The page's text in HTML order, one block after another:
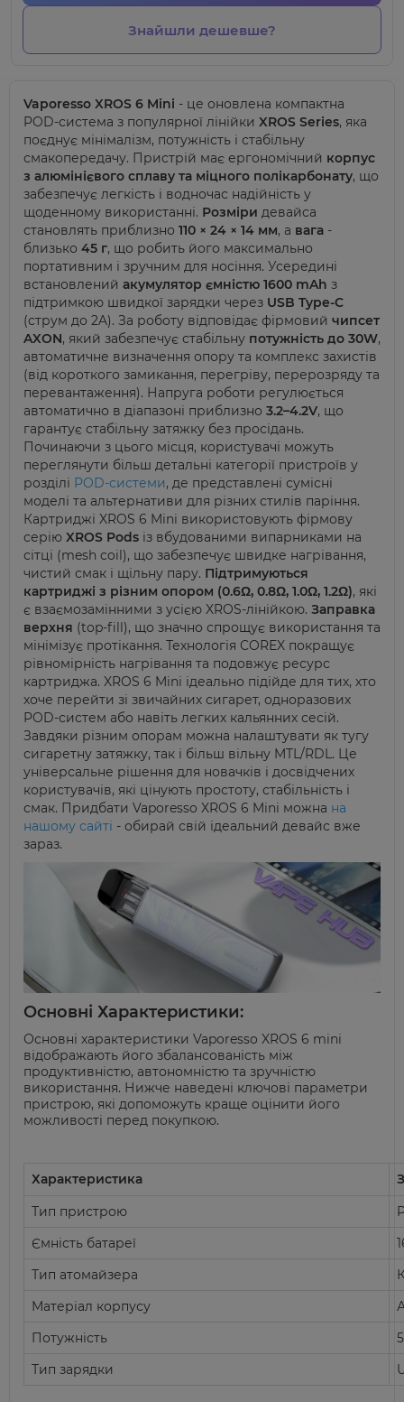
Знайшли дешевше?
Vaporesso XROS 6 Mini - це оновлена компактна
POD-система з популярної лінійки XROS Series, яка
поєднує мінімалізм, потужність і стабільну
смакопередачу. Пристрій має ергономічний корпус
з алюмінієвого сплаву та міцного полікарбонату, що
забезпечує легкість і водночас надійність у
щоденному використанні. Розміри девайса
становлять приблизно 110 × 24 × 14 мм, а вага -
близько 45 г, що робить його максимально
портативним і зручним для носіння. Усередині
встановлений акумулятор ємністю 1600 mAh з
підтримкою швидкої зарядки через USB Type-C
(струм до 2A). За роботу відповідає фірмовий чипсет
AXON, який забезпечує стабільну потужність до 30W,
автоматичне визначення опору та комплекс захистів
(від короткого замикання, перегріву, перерозряду та
перевантаження). Напруга роботи регулюється
автоматично в діапазоні приблизно 3.2–4.2V, що
гарантує стабільну затяжку без просідань.
Починаючи з цього місця, користувачі можуть
переглянути більш детальні категорії пристроїв у
розділі POD-системи, де представлені сумісні
моделі та альтернативи для різних стилів паріння.
Картриджі XROS 6 Mini використовують фірмову
серію XROS Pods із вбудованими випарниками на
сітці (mesh coil), що забезпечує швидке нагрівання,
чистий смак і щільну пару. Підтримуються
картриджі з різним опором (0.6Ω, 0.8Ω, 1.0Ω, 1.2Ω), які
є взаємозамінними з усією XROS-лінійкою. Заправка
верхня (top-fill), що значно спрощує використання та
мінімізує протікання. Технологія COREX покращує
рівномірність нагрівання та подовжує ресурс
картриджа. XROS 6 Mini ідеально підійде для тих, хто
хоче перейти зі звичайних сигарет, одноразових
POD-систем або навіть легких кальянних сесій.
Завдяки різним опорам можна налаштувати як тугу
сигаретну затяжку, так і більш вільну MTL/RDL. Це
універсальне рішення для новачків і досвідчених
користувачів, які цінують простоту, стабільність і
смак. Придбати Vaporesso XROS 6 Mini можна на
нашому сайті - обирай свій ідеальний девайс вже
зараз.
Основні Характеристики:
Основні характеристики Vaporesso XROS 6 mini
відображають його збалансованість між
продуктивністю, автономністю та зручністю
використання. Нижче наведені ключові параметри
пристрою, які допоможуть краще оцінити його
можливості перед покупкою.
Характеристика
Тип пристрою
Ємність батареї
Тип атомайзера
Матеріал корпусу
Потужність
Тип зарядки